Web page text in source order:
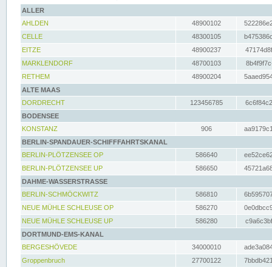
ALLER
AHLDEN
48900102
CELLE
48300105
EITZE
48900237
MARKLENDORF
48700103
RETHEM
48900204
ALTE MAAS
DORDRECHT
123456785
BODENSEE
KONSTANZ
906
BERLIN-SPANDAUER-SCHIFFFAHRTSKANAL
BERLIN-PLÖTZENSEE OP
586640
BERLIN-PLÖTZENSEE UP
586650
DAHME-WASSERSTRASSE
BERLIN-SCHMÖCKWITZ
586810
NEUE MÜHLE SCHLEUSE OP
586270
NEUE MÜHLE SCHLEUSE UP
586280
DORTMUND-EMS-KANAL
BERGESHÖVEDE
34000010
Groppenbruch
27700122